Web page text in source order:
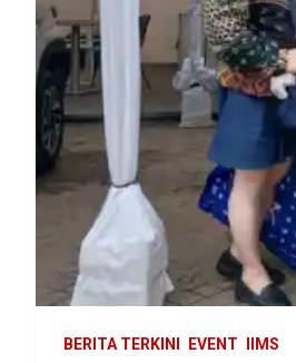
BERITA TERKINI EVENT IIMS